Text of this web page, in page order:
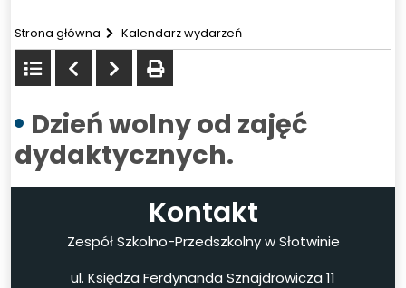
Strona główna Kalendarz wydarzeń
Powrót
do
listy
Poprzedni
Następny
drukuj
Dzień wolny od zajęć
dydaktycznych.
Kontakt
Zespół Szkolno-Przedszkolny w Słotwinie
ul. Księdza Ferdynanda Sznajdrowicza 11